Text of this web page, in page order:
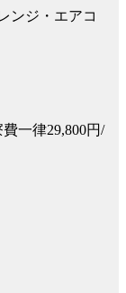
ンジ・エアコ
一律29,800円/